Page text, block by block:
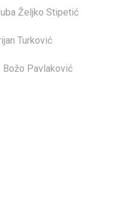
Željko Stipetić
Turković
Pavlaković